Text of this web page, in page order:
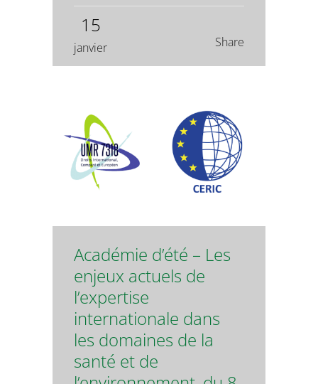
15
janvier Share
Académie d’été – Les
enjeux actuels de
l’expertise
internationale dans
les domaines de la
santé et de